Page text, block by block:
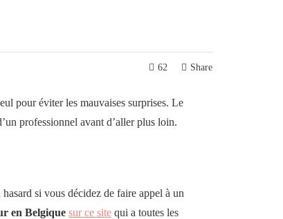
62 Share
pour éviter les mauvaises surprises. Le
professionnel avant d’aller plus loin.
si vous décidez de faire appel à un
en Belgique sur ce site qui a toutes les